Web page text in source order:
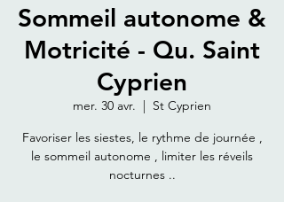
Sommeil autonome &
Motricité - Qu. Saint
Cyprien
mer. 30 avr.
  |
St Cyprien
Favoriser les siestes, le rythme de journée ,
le sommeil autonome , limiter les réveils
nocturnes ..